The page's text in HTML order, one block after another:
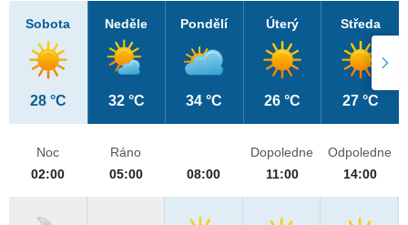
Sobota
28 °C
Neděle
32 °C
Pondělí
34 °C
Úterý
26 °C
Středa
27 °C
Noc
02:00
Ráno
05:00
08:00
Dopoledne
11:00
Odpoledne
14:00